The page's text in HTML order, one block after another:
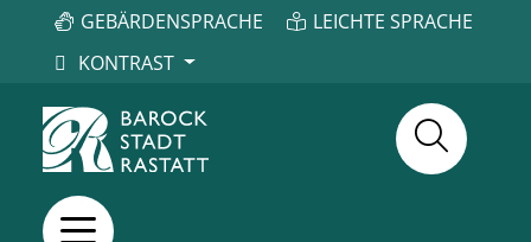
GEBÄRDENSPRACHE
LEICHTE SPRACHE
KONTRAST